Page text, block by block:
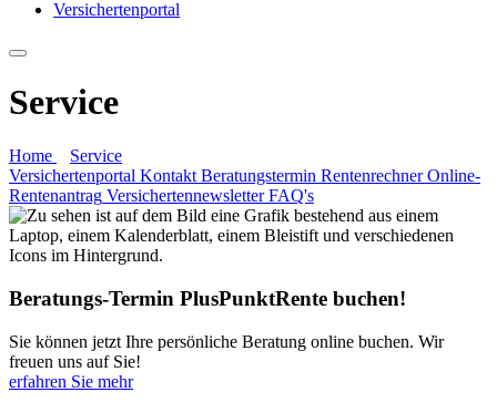
Versichertenportal
Service
Home
Service
Versichertenportal Kontakt Beratungstermin Rentenrechner Online-
Rentenantrag Versichertennewsletter FAQ's
Beratungs-Termin PlusPunktRente buchen!
Sie können jetzt Ihre persönliche Beratung online buchen. Wir
freuen uns auf Sie!
erfahren Sie mehr